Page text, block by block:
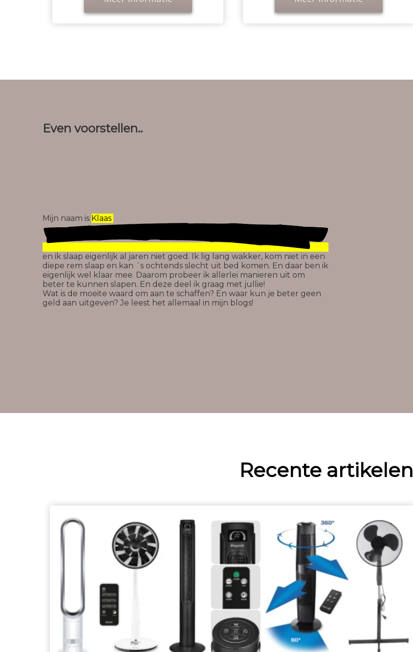
Even voorstellen..
Mijn naam is Klaas
en ik slaap eigenlijk al jaren niet goed. Ik lig lang wakker, kom niet in een
diepe rem slaap en kan ´s ochtends slecht uit bed komen. En daar ben ik
eigenlijk wel klaar mee. Daarom probeer ik allerlei manieren uit om
beter te kunnen slapen. En deze deel ik graag met jullie!
Wat is de moeite waard om aan te schaffen? En waar kun je beter geen
geld aan uitgeven? Je leest het allemaal in mijn blogs!
Recente artikelen